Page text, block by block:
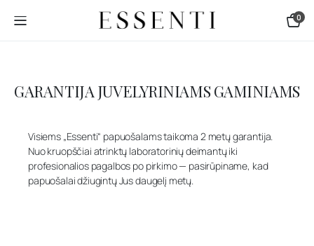
0
GARANTIJA JUVELYRINIAMS GAMINIAMS
Visiems „Essenti“ papuošalams taikoma 2 metų garantija.
Nuo kruopščiai atrinktų laboratorinių deimantų iki
profesionalios pagalbos po pirkimo — pasirūpiname, kad
papuošalai džiugintų Jus daugelį metų.